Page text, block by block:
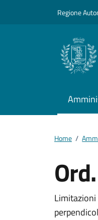
Regione
Home /